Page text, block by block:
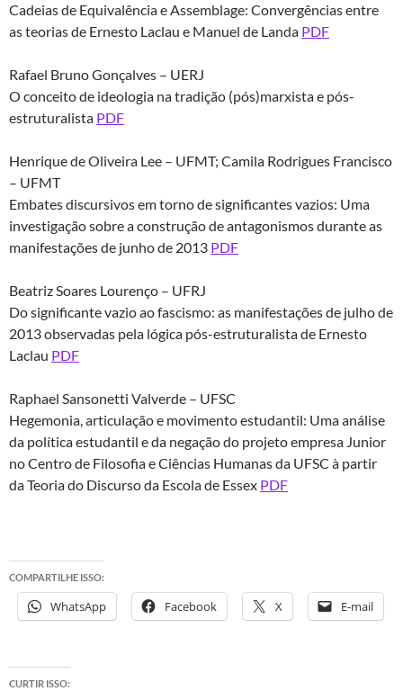
Cadeias de Equivalência e Assemblage: Convergências entre
as teorias de Ernesto Laclau e Manuel de Landa PDF
Rafael Bruno Gonçalves – UERJ
O conceito de ideologia na tradição (pós)marxista e pós-
estruturalista PDF
Henrique de Oliveira Lee – UFMT; Camila Rodrigues Francisco
– UFMT
Embates discursivos em torno de significantes vazios: Uma
investigação sobre a construção de antagonismos durante as
manifestações de junho de 2013 PDF
Beatriz Soares Lourenço – UFRJ
Do significante vazio ao fascismo: as manifestações de julho de
2013 observadas pela lógica pós-estruturalista de Ernesto
Laclau PDF
Raphael Sansonetti Valverde – UFSC
Hegemonia, articulação e movimento estudantil: Uma análise
da política estudantil e da negação do projeto empresa Junior
no Centro de Filosofia e Ciências Humanas da UFSC à partir
da Teoria do Discurso da Escola de Essex PDF
COMPARTILHE ISSO:
WhatsApp Facebook X E-mail
CURTIR ISSO: